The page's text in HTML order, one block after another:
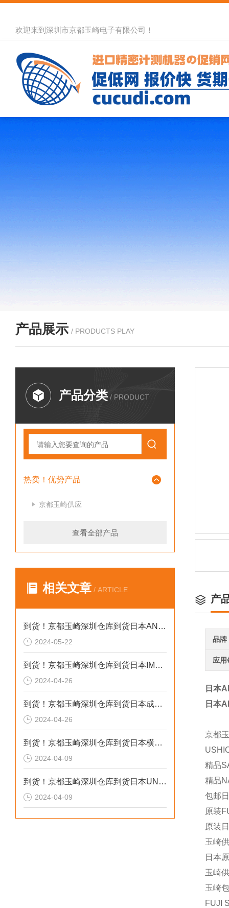
欢迎来到深圳市京都玉崎电子有限公司！
产品展示 / PRODUCTS PLAY
产品分类 / PRODUCT
热卖！优势产品
京都玉崎供应
查看全部产品
相关文章 / ARTICLE
到货！京都玉崎深圳仓库到货日本AND 电子秤HV-60KCEP
2024-05-22
到货！京都玉崎深圳仓库到货日本IMADA 推拉力计 DST-20N
2024-04-26
到货！京都玉崎深圳仓库到货日本成茂锻针仪MF2
2024-04-26
到货！京都玉崎深圳仓库到货日本横河 电导率仪传感器 SC8SG-R31-T-305-P1-A
2024-04-09
到货！京都玉崎深圳仓库到货日本UNITTA音波式皮带张力计U-550替换U-508
2024-04-09
产
品牌
应用
日本
日本
京都
精品
精品
包邮
原装
原装
玉崎
日本
玉崎
玉崎
FUJI